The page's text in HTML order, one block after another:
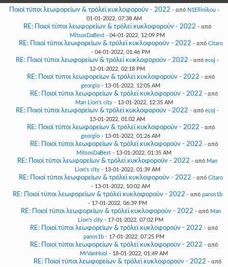
σου,
Εγγραφή
Ποιοί τύποι λεωφορείων & τρόλεϊ κυκλοφορούν - 2022 - από N1Ellinikou-
01-01-2022, 07:38 AM
RE: Ποιοί τύποι λεωφορείων & τρόλεϊ κυκλοφορούν - 2022 - από
MitsosDaBest - 04-01-2022, 12:09 PM
RE: Ποιοί τύποι λεωφορείων & τρόλεϊ κυκλοφορούν - 2022 - από Citaro
- 04-01-2022, 01:46 PM
RE: Ποιοί τύποι λεωφορείων & τρόλεϊ κυκλοφορούν - 2022 - από ecoj -
12-01-2022, 02:18 PM
RE: Ποιοί τύποι λεωφορείων & τρόλεϊ κυκλοφορούν - 2022 - από
georgio - 13-01-2022, 12:05 AM
RE: Ποιοί τύποι λεωφορείων & τρόλεϊ κυκλοφορούν - 2022 - από
Man Lion's city- 13-01-2022, 12:35 AM
RE: Ποιοί τύποι λεωφορείων & τρόλεϊ κυκλοφορούν - 2022 - από ecoj -
13-01-2022, 01:02 AM
RE: Ποιοί τύποι λεωφορείων & τρόλεϊ κυκλοφορούν - 2022 - από
georgio - 13-01-2022, 01:26 AM
RE: Ποιοί τύποι λεωφορείων & τρόλεϊ κυκλοφορούν - 2022 - από
MitsosDaBest - 13-01-2022, 01:35 AM
RE: Ποιοί τύποι λεωφορείων & τρόλεϊ κυκλοφορούν - 2022 - από Man
Lion's city- 13-01-2022, 01:39 AM
RE: Ποιοί τύποι λεωφορείων & τρόλεϊ κυκλοφορούν - 2022 - από Citaro
- 13-01-2022, 10:02 AM
RE: Ποιοί τύποι λεωφορείων & τρόλεϊ κυκλοφορούν - 2022 - από panos1b
- 17-01-2022, 06:39 PM
RE: Ποιοί τύποι λεωφορείων & τρόλεϊ κυκλοφορούν - 2022 - από Man
Lion's city - 17-01-2022, 07:02 PM
RE: Ποιοί τύποι λεωφορείων & τρόλεϊ κυκλοφορούν - 2022 - από
panos1b - 17-01-2022, 07:25 PM
RE: Ποιοί τύποι λεωφορείων & τρόλεϊ κυκλοφορούν - 2022 - από
MrVanHool - 18-01-2022, 01:49 AM
RE: Ποιοί τύποι λεωφορείων & τρόλεϊ κυκλοφορούν - 2022 - από